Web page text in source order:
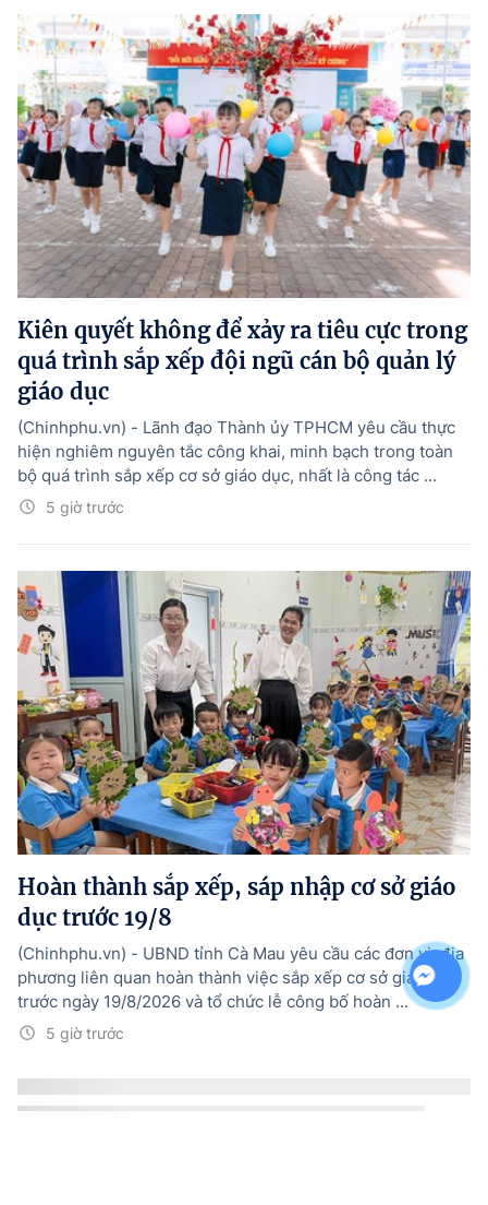
Kiên quyết không để xảy ra tiêu cực trong
quá trình sắp xếp đội ngũ cán bộ quản lý
giáo dục
5 giờ trước
(Chinhphu.vn) - Lãnh đạo Thành ủy TPHCM yêu cầu thực
hiện nghiêm nguyên tắc công khai, minh bạch trong toàn
bộ quá trình sắp xếp cơ sở giáo dục, nhất là công tác ...
Hoàn thành sắp xếp, sáp nhập cơ sở giáo
dục trước 19/8
5 giờ trước
(Chinhphu.vn) - UBND tỉnh Cà Mau yêu cầu các đơn vị, địa
phương liên quan hoàn thành việc sắp xếp cơ sở giáo dục
trước ngày 19/8/2026 và tổ chức lễ công bố hoàn ...